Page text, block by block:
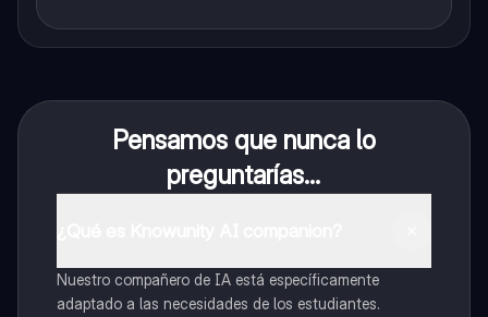
Pensamos que nunca lo
preguntarías...
Nuestro compañero de IA está específicamente
adaptado a las necesidades de los estudiantes.